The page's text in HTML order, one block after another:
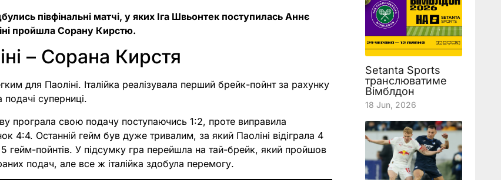
півфінальні матчі, у яких Іга Швьонтек поступилась Аннє
пройшла Сорану Кирстю.
– Сорана Кирстя
для Паоліні. Італійка реалізувала перший брейк-пойнт за рахунку
суперниці.
програла свою подачу поступаючись 1:2, проте виправила
4:4. Останній гейм був дуже тривалим, за який Паоліні відіграла 4
гейм-пойнтів. У підсумку гра перейшла на тай-брейк, який пройшов
подач, але все ж італійка здобула перемогу.
Setanta Sports
транслюватиме
Вімблдон
18 Jun, 2026